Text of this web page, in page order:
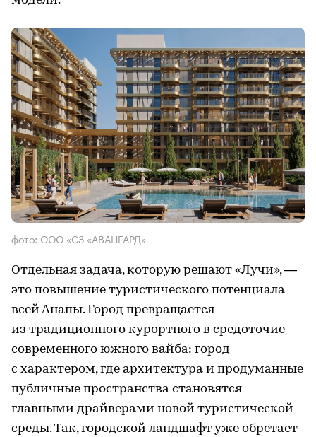
фото: ООО «СЗ «АВАНГАРД»
Отдельная задача, которую решают «Лучи», —
это повышение туристического потенциала
всей Анапы. Город превращается
из традиционного курортного в средоточие
современного южного вайба: город
с характером, где архитектура и продуманные
публичные пространства становятся
главными драйверами новой туристической
среды. Так, городской ландшафт уже обретает